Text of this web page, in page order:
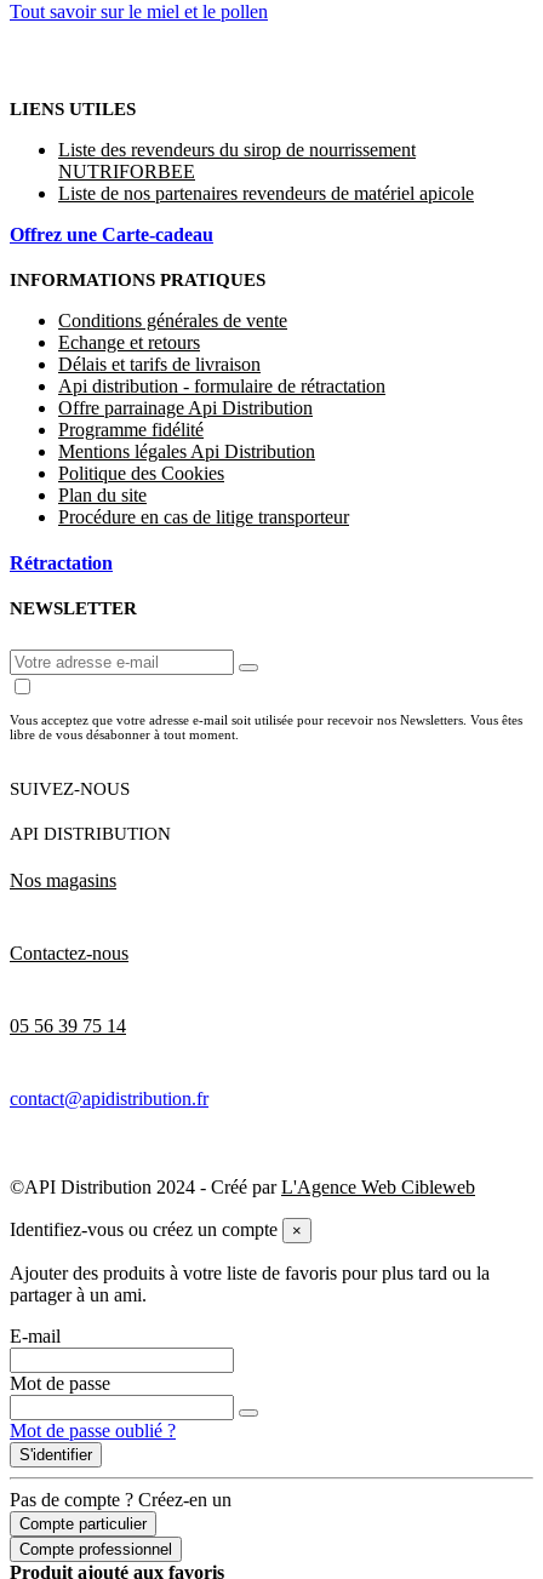
Tout savoir sur le miel et le pollen
LIENS UTILES
Liste des revendeurs du sirop de nourrissement
NUTRIFORBEE
Liste de nos partenaires revendeurs de matériel apicole
Offrez une Carte-cadeau
INFORMATIONS PRATIQUES
Conditions générales de vente
Echange et retours
Délais et tarifs de livraison
Api distribution - formulaire de rétractation
Offre parrainage Api Distribution
Programme fidélité
Mentions légales Api Distribution
Politique des Cookies
Plan du site
Procédure en cas de litige transporteur
Rétractation
NEWSLETTER
Vous acceptez que votre adresse e-mail soit utilisée pour recevoir nos Newsletters. Vous êtes
libre de vous désabonner à tout moment.
SUIVEZ-NOUS
API DISTRIBUTION
Nos magasins
Contactez-nous
05 56 39 75 14
contact@apidistribution.fr
©API Distribution 2024 - Créé parL'Agence Web Cibleweb
Identifiez-vous ou créez un compte ×
Ajouter des produits à votre liste de favoris pour plus tard ou la
partager à un ami.
E-mail
Mot de passe
Mot de passe oublié ?
S'identifier
Pas de compte ? Créez-en un
Compte particulier
Compte professionnel
Produit ajouté aux favoris